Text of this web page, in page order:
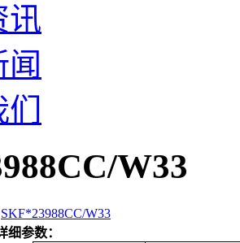
讯
W33
SKF*23988CC/W33
细参数：